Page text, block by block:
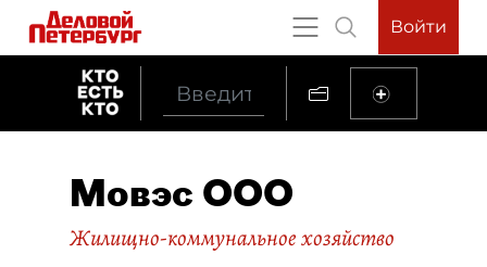
Войти
Мовэс ООО
Жилищно-коммунальное хозяйство